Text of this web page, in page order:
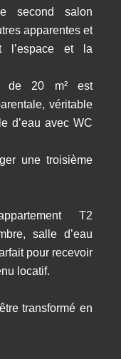
second salon
apparentes et
l’espace et la
de 20 m² est
véritable
d’eau avec WC
une troisième
T2
salle d’eau
pour recevoir
locatif.
transformé en